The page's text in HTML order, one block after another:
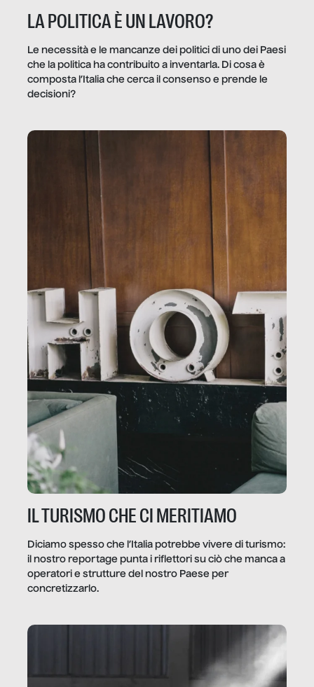
LA POLITICA È UN LAVORO?
Le necessità e le mancanze dei politici di uno dei Paesi
che la politica ha contribuito a inventarla. Di cosa è
composta l’Italia che cerca il consenso e prende le
decisioni?
IL TURISMO CHE CI MERITIAMO
Diciamo spesso che l’Italia potrebbe vivere di turismo:
il nostro reportage punta i riflettori su ciò che manca a
operatori e strutture del nostro Paese per
concretizzarlo.